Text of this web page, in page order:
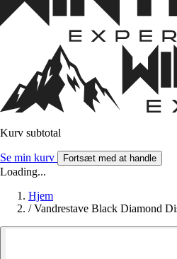
Kurv subtotal
Se min kurv Fortsæt med at handle
Loading...
Hjem
/ Vandrestave Black Diamond